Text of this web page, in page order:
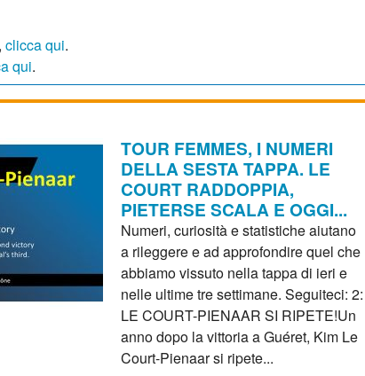
clicca qui.
qui.
TOUR FEMMES, I NUMERI
DELLA SESTA TAPPA. LE
COURT RADDOPPIA,
PIETERSE SCALA E OGGI...
Numeri, curiosità e statistiche aiutano
a rileggere e ad approfondire quel che
abbiamo vissuto nella tappa di ieri e
nelle ultime tre settimane. Seguiteci: 2:
LE COURT-PIENAAR SI RIPETE!Un
anno dopo la vittoria a Guéret, Kim Le
Court-Pienaar si ripete...